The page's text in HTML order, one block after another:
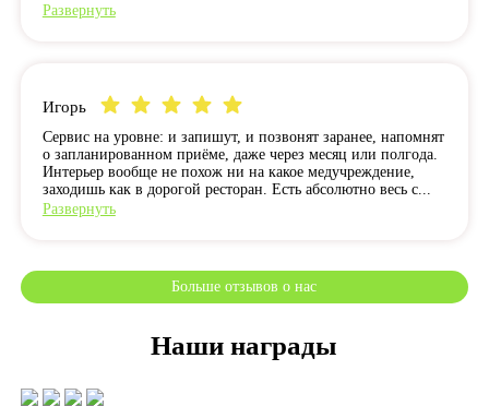
Развернуть
Игорь
Сервис на уровне: и запишут, и позвонят заранее, напомнят
о запланированном приёме, даже через месяц или полгода.
Интерьер вообще не похож ни на какое медучреждение,
заходишь как в дорогой ресторан. Есть абсолютно весь с...
Развернуть
Больше отзывов о нас
Наши награды